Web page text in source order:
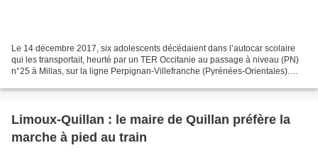
Le 14 décembre 2017, six adolescents décédaient dans l’autocar scolaire
qui les transportait, heurté par un TER Occitanie au passage à niveau (PN)
n°25 à Millas, sur la ligne Perpignan-Villefranche (Pyrénées-Orientales).
Limoux-Quillan : le maire de Quillan préfère la
marche à pied au train